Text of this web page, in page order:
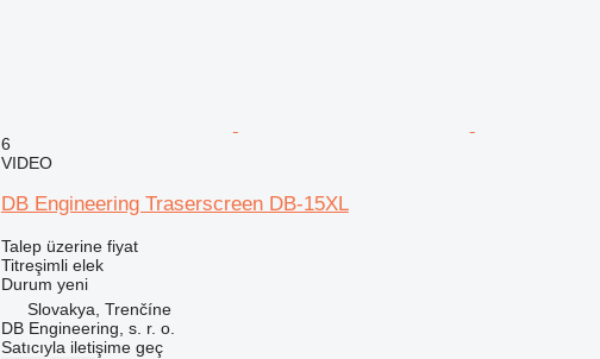
6
VIDEO
DB Engineering Traserscreen DB-15XL
Talep üzerine fiyat
Titreşimli elek
Durum yeni
Slovakya, Trenčíne
DB Engineering, s. r. o.
Satıcıyla iletişime geç